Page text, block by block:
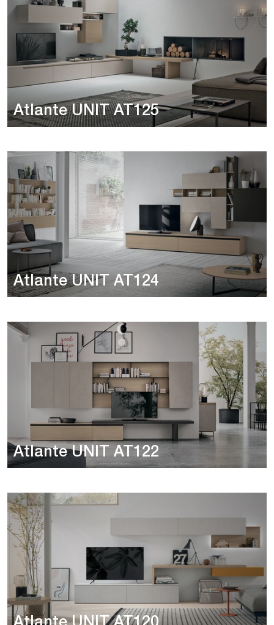
Atlante UNIT AT125
Atlante UNIT AT124
Atlante UNIT AT122